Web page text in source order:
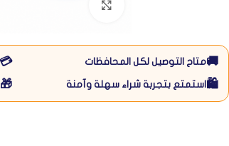
🚚متاح التوصيل لكل المحافظات 💳
🛍️ استمتع بتجربة شراء سهلة وآمنة 🎁